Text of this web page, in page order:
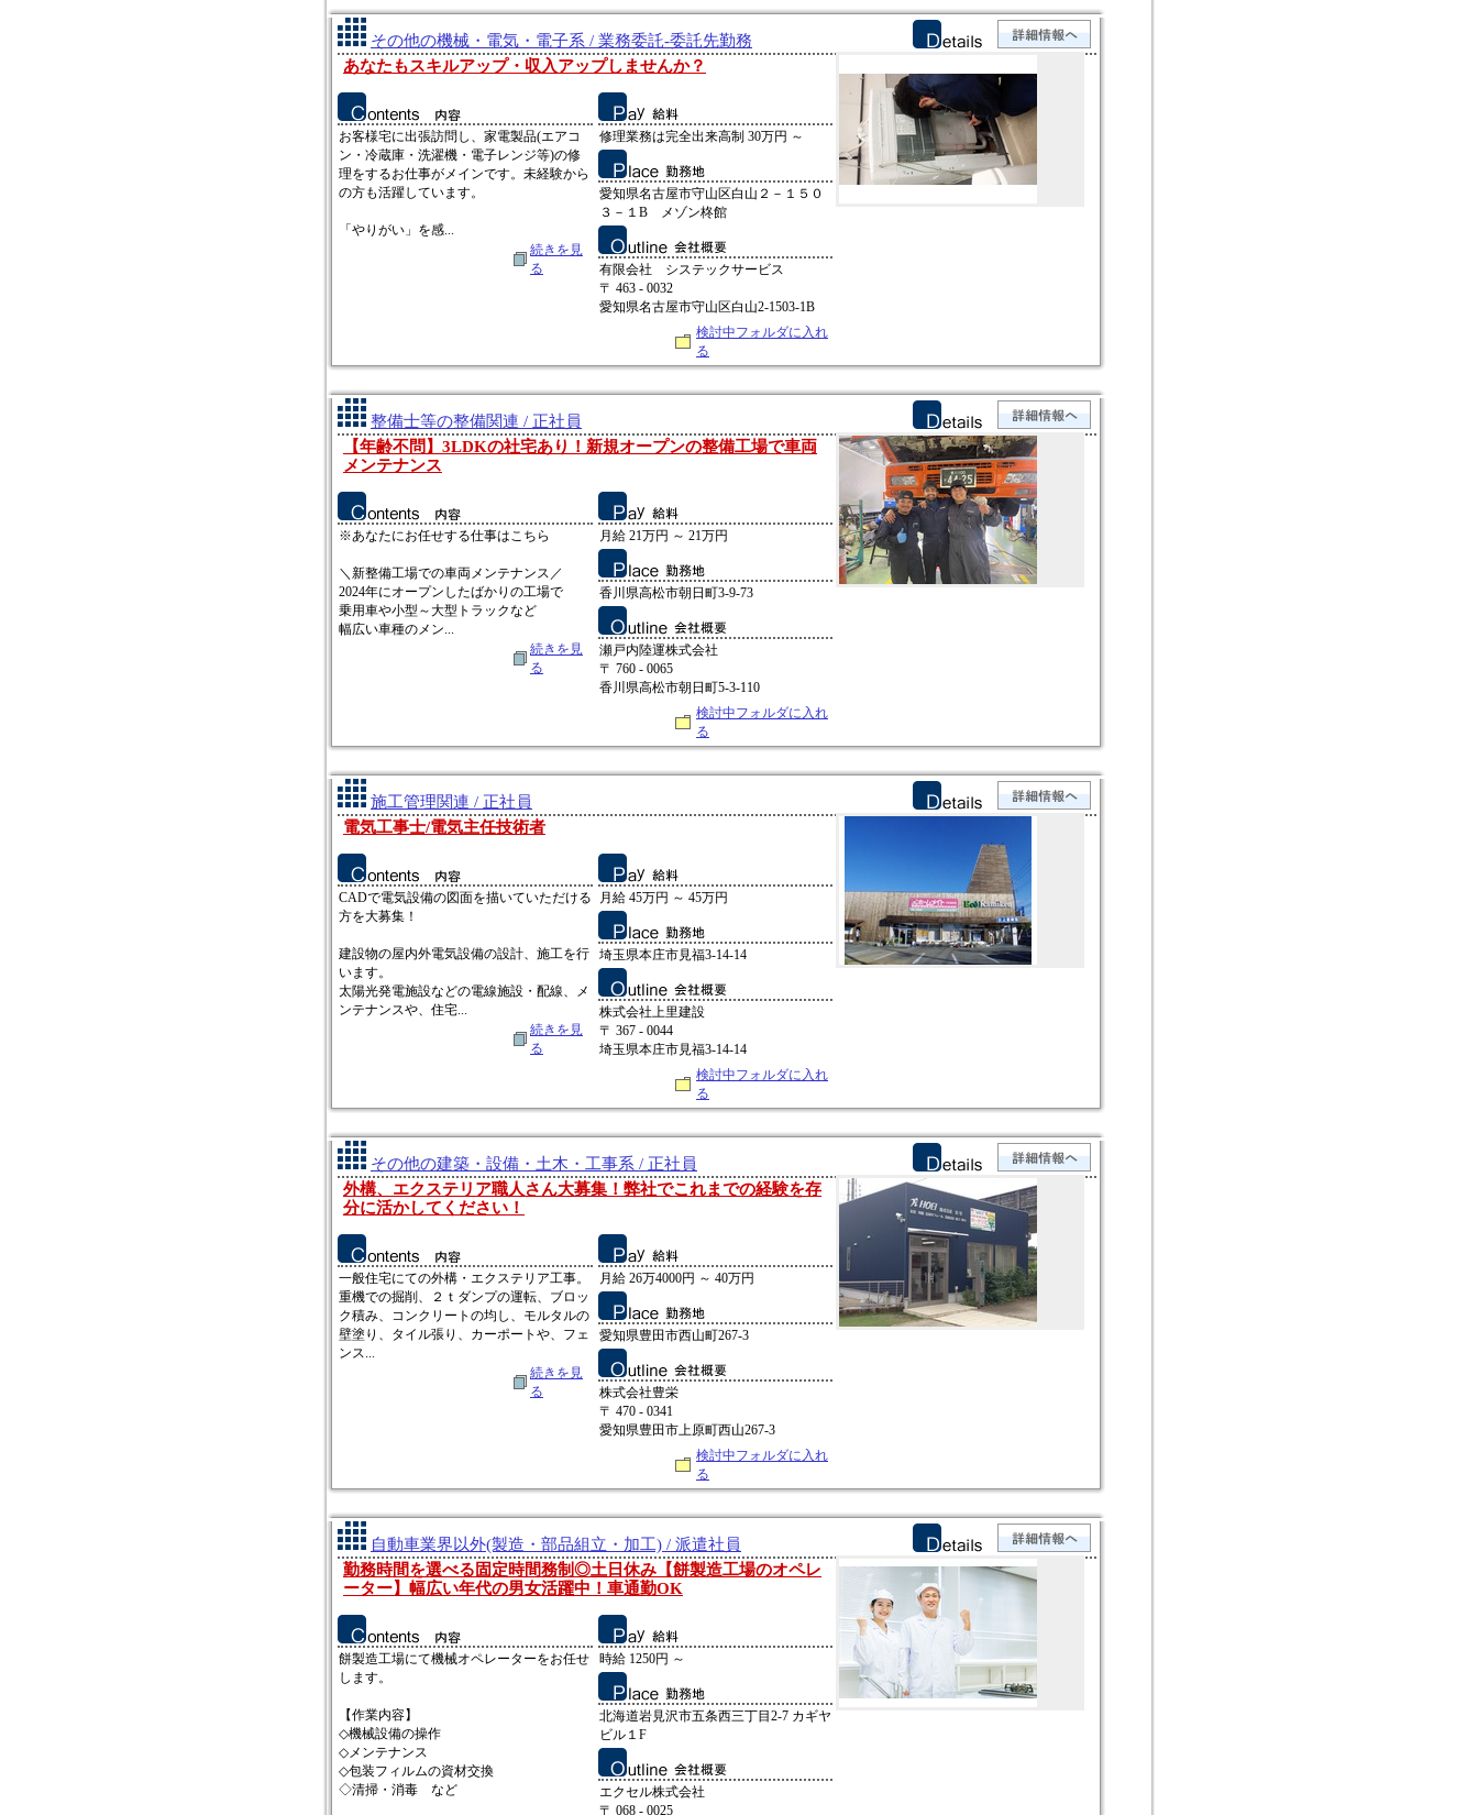
その他の機械・電気・電子系 / 業務委託-委託先勤務
あなたもスキルアップ・収入アップしませんか？
お客様宅に出張訪問し、家電製品(エアコ
ン・冷蔵庫・洗濯機・電子レンジ等)の修
理をするお仕事がメインです。未経験から
の方も活躍しています。
「やりがい」を感...
続きを見
る
修理業務は完全出来高制 30万円 ～
愛知県名古屋市守山区白山２－１５０
３－１B メゾン柊館
有限会社 システックサービス
〒 463 - 0032
愛知県名古屋市守山区白山2-1503-1B
検討中フォルダに入れ
る
整備士等の整備関連 / 正社員
【年齢不問】3LDKの社宅あり！新規オープンの整備工場で車両
メンテナンス
※あなたにお任せする仕事はこちら
＼新整備工場での車両メンテナンス／
2024年にオープンしたばかりの工場で
乗用車や小型～大型トラックなど
幅広い車種のメン...
続きを見
る
月給 21万円 ～ 21万円
香川県高松市朝日町3-9-73
瀬戸内陸運株式会社
〒 760 - 0065
香川県高松市朝日町5-3-110
検討中フォルダに入れ
る
施工管理関連 / 正社員
電気工事士/電気主任技術者
CADで電気設備の図面を描いていただける
方を大募集！
建設物の屋内外電気設備の設計、施工を行
います。
太陽光発電施設などの電線施設・配線、メ
ンテナンスや、住宅...
続きを見
る
月給 45万円 ～ 45万円
埼玉県本庄市見福3-14-14
株式会社上里建設
〒 367 - 0044
埼玉県本庄市見福3-14-14
検討中フォルダに入れ
る
その他の建築・設備・土木・工事系 / 正社員
外構、エクステリア職人さん大募集！弊社でこれまでの経験を存
分に活かしてください！
一般住宅にての外構・エクステリア工事。
重機での掘削、２ｔダンプの運転、ブロッ
ク積み、コンクリートの均し、モルタルの
壁塗り、タイル張り、カーポートや、フェ
ンス...
続きを見
る
月給 26万4000円 ～ 40万円
愛知県豊田市西山町267-3
株式会社豊栄
〒 470 - 0341
愛知県豊田市上原町西山267-3
検討中フォルダに入れ
る
自動車業界以外(製造・部品組立・加工) / 派遣社員
勤務時間を選べる固定時間務制◎土日休み【餅製造工場のオペレ
ーター】幅広い年代の男女活躍中！車通勤OK
餅製造工場にて機械オペレーターをお任せ
します。
【作業内容】
◇機械設備の操作
◇メンテナンス
◇包装フィルムの資材交換
◇清掃・消毒 など
時給 1250円 ～
北海道岩見沢市五条西三丁目2-7 カギヤ
ビル１F
エクセル株式会社
〒 068 - 0025